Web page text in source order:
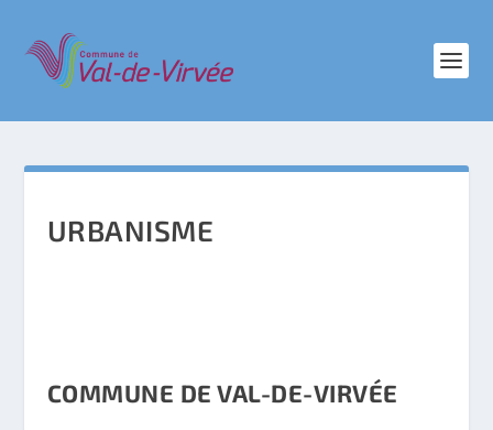
URBANISME
COMMUNE DE VAL-DE-VIRVÉE